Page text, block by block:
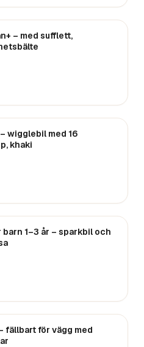
– med sufflett,
wigglebil med 16
khaki
1–3 år – sparkbil och
fällbart för vägg med